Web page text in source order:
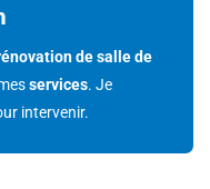
de salle de
services. Je
intervenir.